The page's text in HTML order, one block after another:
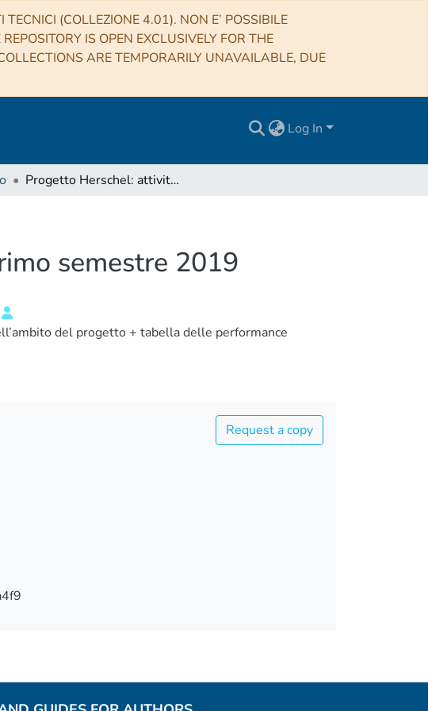
(COLLEZIONE 4.01). NON E’ POSSIBILE
IS OPEN EXCLUSIVELY FOR THE
ARE TEMPORARILY UNAVAILABLE, DUE
Log In
Progetto Herschel: attività svolte durante il primo semestre 2019
semestre 2019
del progetto + tabella delle performance
Request a copy